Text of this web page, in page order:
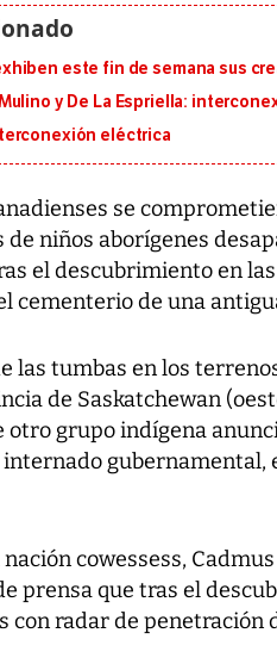
este fin de semana sus
y De La Espriella:
eléctrica
se
de niños aborígenes
el descubrimiento en
cementerio de una
las tumbas en los
de Saskatchewan
otro grupo indígena
gubernamental,
cowessess,
prensa que tras el
con radar de penetración